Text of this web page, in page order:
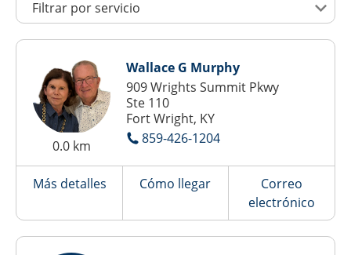
0.0 km
Wallace G Murphy
909 Wrights Summit Pkwy
Ste 110
Fort Wright, KY
859-426-1204
Más detalles Cómo llegar
Correo
electrónico